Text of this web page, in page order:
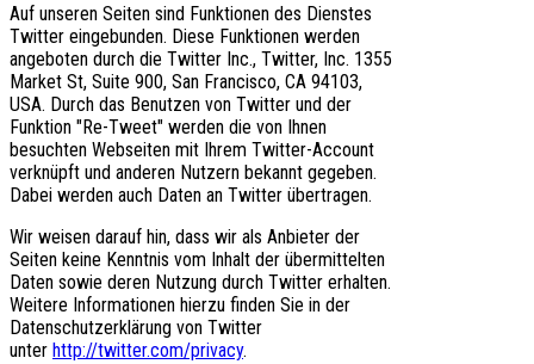
Auf unseren Seiten sind Funktionen des Dienstes
Twitter eingebunden. Diese Funktionen werden
angeboten durch die Twitter Inc., Twitter, Inc. 1355
Market St, Suite 900, San Francisco, CA 94103,
USA. Durch das Benutzen von Twitter und der
Funktion "Re-Tweet" werden die von Ihnen
besuchten Webseiten mit Ihrem Twitter-Account
verknüpft und anderen Nutzern bekannt gegeben.
Dabei werden auch Daten an Twitter übertragen.
Wir weisen darauf hin, dass wir als Anbieter der
Seiten keine Kenntnis vom Inhalt der übermittelten
Daten sowie deren Nutzung durch Twitter erhalten.
Weitere Informationen hierzu finden Sie in der
Datenschutzerklärung von Twitter
unter http://twitter.com/privacy.